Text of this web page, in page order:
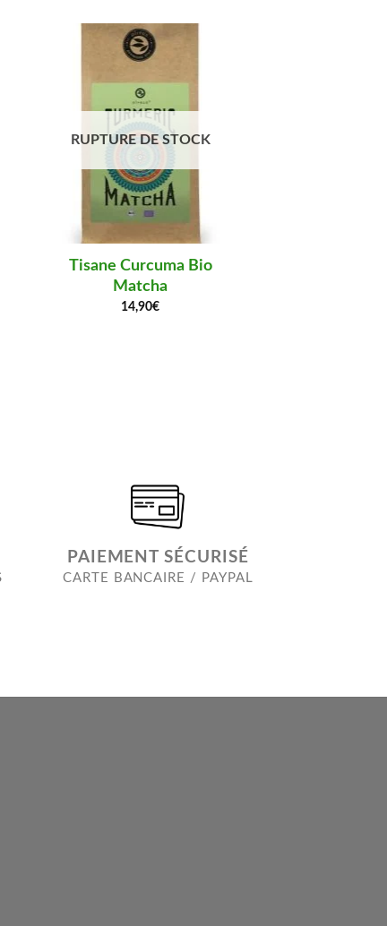
RUPTURE DE STOCK
Tisane Curcuma Bio
Matcha
14,90€
PAIEMENT SÉCURISÉ
CARTE BANCAIRE / PAYPAL